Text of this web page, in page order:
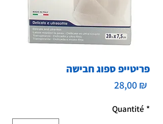
פריטייפ ספוג חבישה
28,00 ₪
Quantité *